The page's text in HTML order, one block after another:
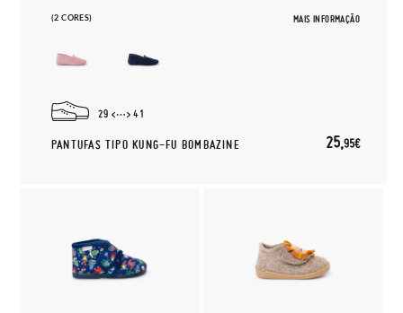
(2 CORES) MAIS INFORMAÇÃO
29 41
PANTUFAS TIPO KUNG-FU BOMBAZINE 25,95€